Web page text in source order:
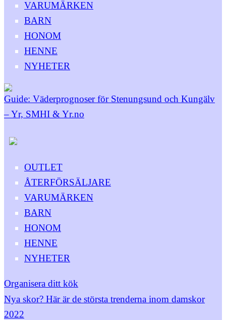
VARUMÄRKEN
BARN
HONOM
HENNE
NYHETER
Guide: Väderprognoser för Stenungsund och Kungälv
– Yr, SMHI & Yr.no
OUTLET
ÅTERFÖRSÄLJARE
VARUMÄRKEN
BARN
HONOM
HENNE
NYHETER
Organisera ditt kök
Nya skor? Här är de största trenderna inom damskor
2022